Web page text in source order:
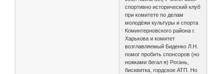
спортивно исторический клуб
при комитете по делам
молодёжи культуры и спорта
Коминтерновского района г.
Харькова и комитет
возглавляемый Биденко Л.Н.
помог пробить спонсоров (но
ножками бегал я) Рогань,
бисквитка, гордское АТП. Но